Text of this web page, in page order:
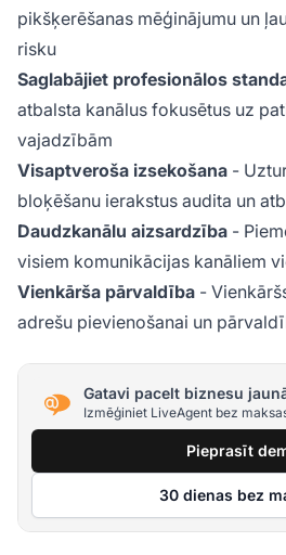
pikšķerēšanas mēģinājumu un
risku
Saglabājiet profesionālos
atbalsta kanālus fokusētus uz
vajadzībām
Visaptveroša izsekošana -
bloķēšanu ierakstus audita un
Daudzkanālu aizsardzība -
visiem komunikācijas kanāliem
Vienkārša pārvaldība -
adrešu pievienošanai un
Gatavi pacelt biznesu
Izmēģiniet LiveAgent bez
Pieprasīt
30 dienas bez